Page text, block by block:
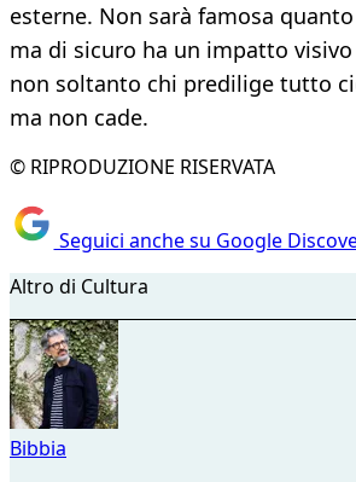
esterne. Non sarà famosa
ma di sicuro ha un impatto visivo
non soltanto chi predilige tutto
ma non cade.
© RIPRODUZIONE RISERVATA
Seguici anche su Google
Altro di Cultura
Bibbia